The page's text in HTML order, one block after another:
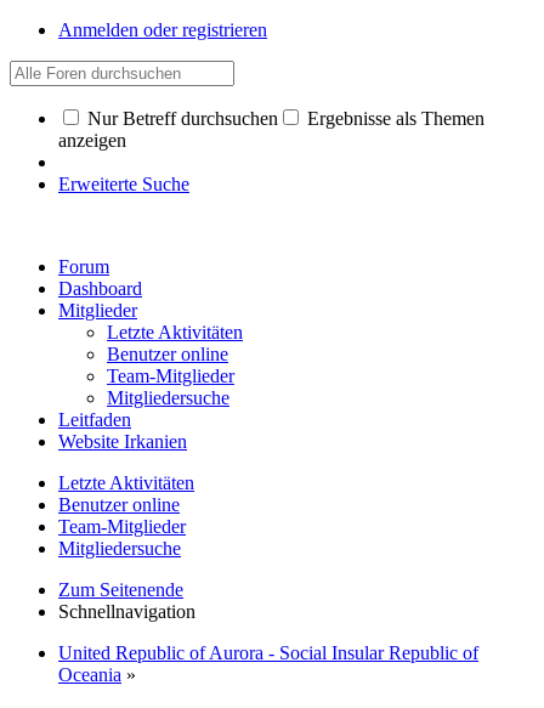
Anmelden oder registrieren
Nur Betreff durchsuchen
Ergebnisse als Themen
anzeigen
Erweiterte Suche
Forum
Dashboard
Mitglieder
Letzte Aktivitäten
Benutzer online
Team-Mitglieder
Mitgliedersuche
Leitfaden
Website Irkanien
Letzte Aktivitäten
Benutzer online
Team-Mitglieder
Mitgliedersuche
Zum Seitenende
Schnellnavigation
United Republic of Aurora - Social Insular Republic of
Oceania »